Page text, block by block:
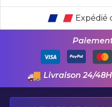
Expédié
Livraison 24/